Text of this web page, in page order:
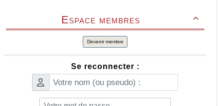

Espace membres
Devenir membre
Se reconnecter :